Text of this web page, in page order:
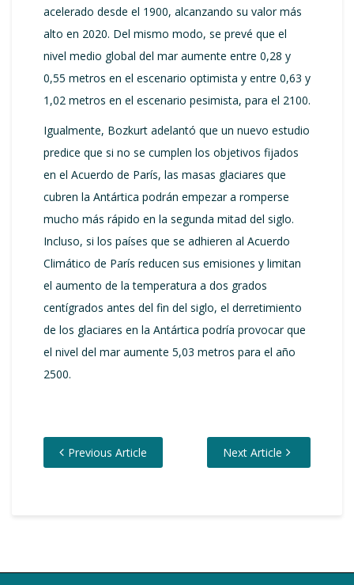
acelerado desde el 1900, alcanzando su valor más
alto en 2020. Del mismo modo, se prevé que el
nivel medio global del mar aumente entre 0,28 y
0,55 metros en el escenario optimista y entre 0,63 y
1,02 metros en el escenario pesimista, para el 2100.
Igualmente, Bozkurt adelantó que un nuevo estudio
predice que si no se cumplen los objetivos fijados
en el Acuerdo de París, las masas glaciares que
cubren la Antártica podrán empezar a romperse
mucho más rápido en la segunda mitad del siglo.
Incluso, si los países que se adhieren al Acuerdo
Climático de París reducen sus emisiones y limitan
el aumento de la temperatura a dos grados
centígrados antes del fin del siglo, el derretimiento
de los glaciares en la Antártica podría provocar que
el nivel del mar aumente 5,03 metros para el año
2500.
Previous Article Next Article